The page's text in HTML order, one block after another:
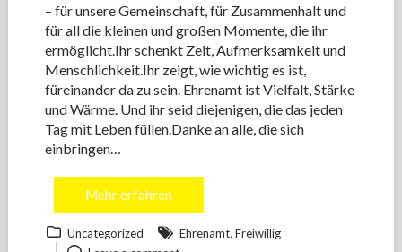
– für unsere Gemeinschaft, für Zusammenhalt und
für all die kleinen und großen Momente, die ihr
ermöglicht.Ihr schenkt Zeit, Aufmerksamkeit und
Menschlichkeit.Ihr zeigt, wie wichtig es ist,
füreinander da zu sein. Ehrenamt ist Vielfalt, Stärke
und Wärme. Und ihr seid diejenigen, die das jeden
Tag mit Leben füllen.Danke an alle, die sich
einbringen…
Mehr erfahren
Uncategorized Ehrenamt,Freiwillig